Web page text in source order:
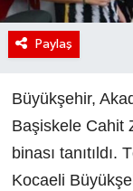
Paylaş
Büyükşehir,
Başiskele Cahit
binası
Kocaeli